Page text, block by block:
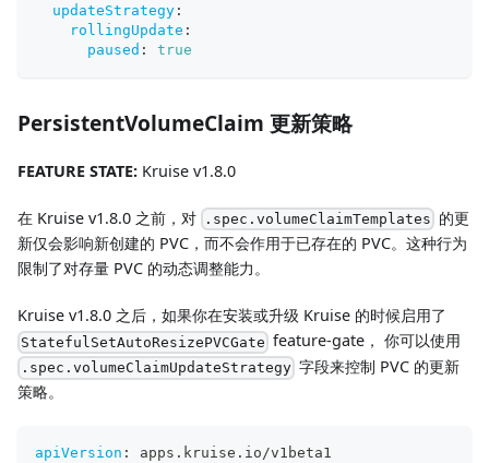
updateStrategy :
rollingUpdate :
paused : true
PersistentVolumeClaim 更新策略
FEATURE STATE: Kruise v1.8.0
在 Kruise v1.8.0 之前，对 .spec.volumeClaimTemplates 的更
新仅会影响新创建的 PVC，而不会作用于已存在的 PVC。这种行为
限制了对存量 PVC 的动态调整能力。
Kruise v1.8.0 之后，如果你在安装或升级 Kruise 的时候启用了
StatefulSetAutoResizePVCGate feature-gate， 你可以使用
.spec.volumeClaimUpdateStrategy 字段来控制 PVC 的更新
策略。
apiVersion :
apps.kruise.io/v1beta1